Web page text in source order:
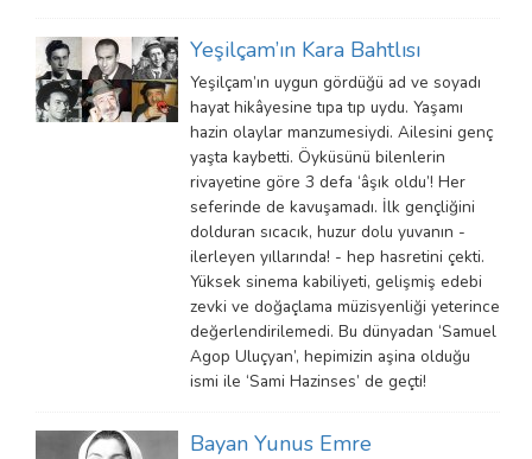
Yeşilçam’ın Kara Bahtlısı
Yeşilçam’ın uygun gördüğü ad ve soyadı
hayat hikâyesine tıpa tıp uydu. Yaşamı
hazin olaylar manzumesiydi. Ailesini genç
yaşta kaybetti. Öyküsünü bilenlerin
rivayetine göre 3 defa ‘âşık oldu’! Her
seferinde de kavuşamadı. İlk gençliğini
dolduran sıcacık, huzur dolu yuvanın -
ilerleyen yıllarında! - hep hasretini çekti.
Yüksek sinema kabiliyeti, gelişmiş edebi
zevki ve doğaçlama müzisyenliği yeterince
değerlendirilemedi. Bu dünyadan ‘Samuel
Agop Uluçyan’, hepimizin aşina olduğu
ismi ile ‘Sami Hazinses’ de geçti!
Bayan Yunus Emre